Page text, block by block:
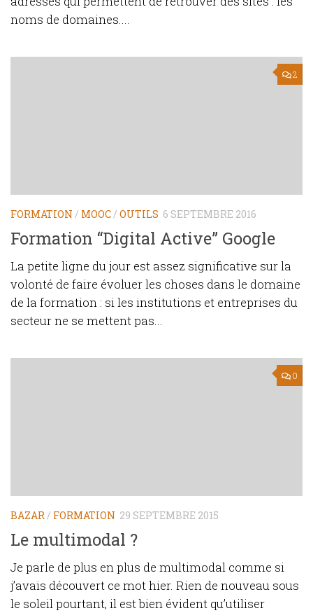
noms de domaines....
2
FORMATION / MOOC/ OUTILS 6 SEPTEMBRE 2016
Formation “Digital Active” Google
La petite ligne du jour est assez significative sur la
volonté de faire évoluer les choses dans le domaine
de la formation : si les institutions et entreprises du
secteur ne se mettent pas...
0
BAZAR/ FORMATION 29 SEPTEMBRE 2015
Le multimodal ?
Je parle de plus en plus de multimodal comme si
j’avais découvert ce mot hier. Rien de nouveau sous
le soleil pourtant, il est bien évident qu’utiliser